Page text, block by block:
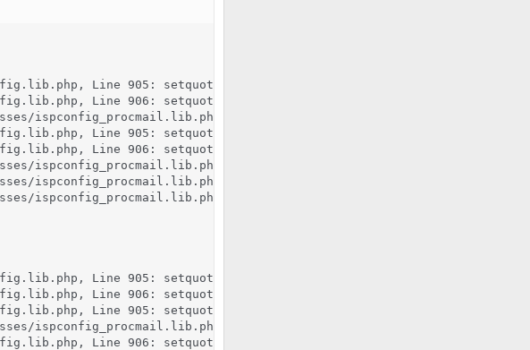
Line 905: setquota -u hf_admin 0 0 0 0 -a &> /dev/null
Line 906: setquota -T -u hf_admin 604800 604800 -a &> /dev/
ispconfig_procmail.lib.php, Line 57: cp -f /root/ispconfig/isp/conf/
Line 905: setquota -u hf_admin 0 0 0 0 -a &> /dev/null
Line 906: setquota -T -u hf_admin 604800 604800 -a &> /dev/
ispconfig_procmail.lib.php, Line 113: symlink /var/www/web21/Maildir
ispconfig_procmail.lib.php, Line 57: cp -f /root/ispconfig/isp/conf/
ispconfig_procmail.lib.php, Line 113: symlink /var/www/web21/Maildir
Line 905: setquota -u mp_admin 0 0 0 0 -a &> /dev/null
Line 906: setquota -T -u mp_admin 604800 604800 -a &> /dev/
Line 905: setquota -u mp_admin 0 0 0 0 -a &> /dev/null
ispconfig_procmail.lib.php, Line 57: cp -f /root/ispconfig/isp/conf/
Line 906: setquota -T -u mp_admin 604800 604800 -a &> /dev/